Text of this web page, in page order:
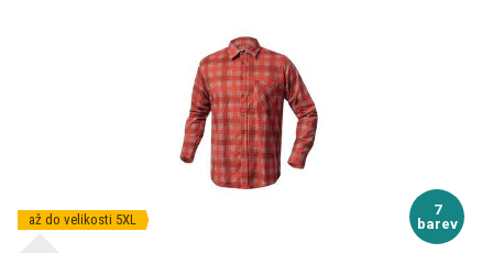
7
barev
až do velikosti 5XL